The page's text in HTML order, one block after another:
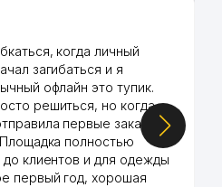
когда личный
загибаться и я
офлайн это тупик.
решиться, но когда
первые заказы,
полностью
клиентов и для одежды
первый год, хорошая